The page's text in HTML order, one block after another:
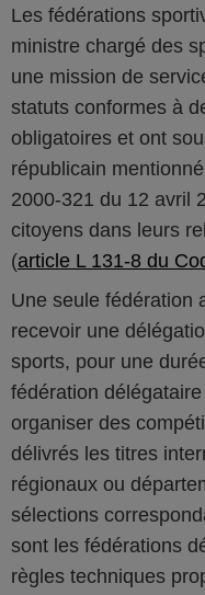
Les fédérations
ministre chargé des
une mission de
statuts conformes à
obligatoires et ont
républicain
2000-321 du 12 avril
citoyens dans leurs
(article L 131-8 du
Une seule fédération
recevoir une
sports, pour une
fédération
organiser des
délivrés les titres
régionaux ou
sélections
sont les fédérations
règles techniques